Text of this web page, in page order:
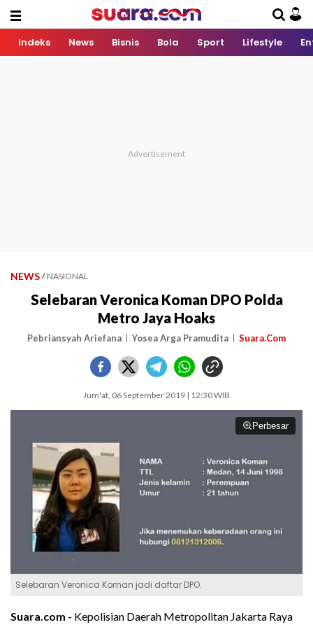
Indeks News Bisnis Bola Sport Lifestyle
NEWS / NASIONAL
Selebaran Veronica Koman DPO Polda
Metro Jaya Hoaks
Pebriansyah Ariefana Yosea Arga Pramudita Suara.Com
Jum'at, 06 September 2019 | 12:30 WIB
Perbesar
Selebaran Veronica Koman jadi daftar DPO.
Suara.com - Kepolisian Daerah Metropolitan Jakarta Raya